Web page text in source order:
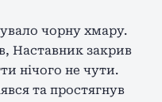
чорну хмару.
Наставник закрив
нічого не чути.
та простягнув